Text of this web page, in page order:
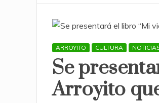
ARROYITO CULTURA
Se
Arroyito